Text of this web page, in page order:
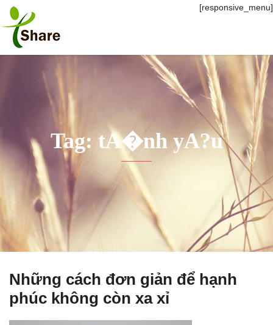
[responsive_menu]
Tag: tA�nh yA?u
Những cách đơn giản để hạnh
phúc không còn xa xỉ